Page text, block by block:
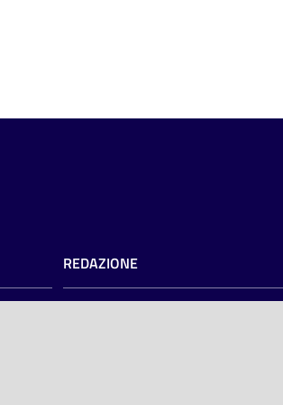
REDAZIONE